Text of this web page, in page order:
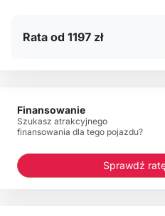
Rata od 1197 zł
Finansowanie
Szukasz atrakcyjnego
finansowania dla tego pojazdu?
Sprawdź